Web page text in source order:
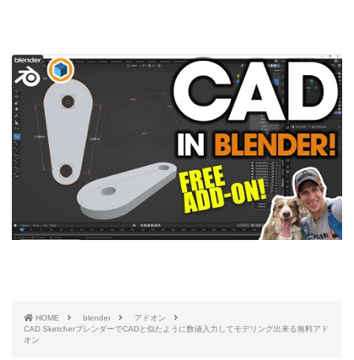
HOME blender
アドオン
CAD SketcherブレンダーでCADと似たように数値入力してモデリング出来る無料アド
オン